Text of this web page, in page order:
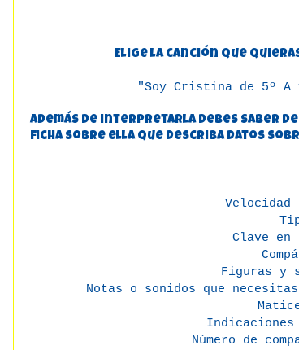
Elige la canción que
"Soy Cristina de 5º A
Además de interpretarla debes saber
ficha sobre ella que describa datos
Clave
Figuras y
Notas o sonidos que
Indicaciones
Número de